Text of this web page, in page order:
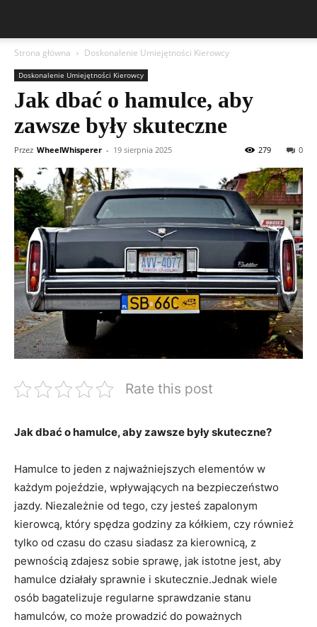
Strona główna Doskonalenie Umiejętności Kierowcy
Doskonalenie Umiejętności Kierowcy
Jak dbać o hamulce, aby
zawsze były skuteczne
Przez WheelWhisperer - 19 sierpnia 2025 0
279
Rate this post
Jak dbać​ o hamulce, aby zawsze były skuteczne?
Hamulce to jeden z⁢ najważniejszych elementów w
każdym pojeździe, wpływających na bezpieczeństwo
jazdy. Niezależnie⁤ od⁢ tego, czy jesteś zapalonym
kierowcą, który spędza godziny za ⁢kółkiem, czy również
tylko od​ czasu do czasu siadasz za kierownicą, z
pewnością zdajesz sobie sprawę, jak istotne jest,​ aby
hamulce działały sprawnie i skutecznie.Jednak wiele
osób bagatelizuje regularne sprawdzanie stanu
hamulców, co może prowadzić do poważnych